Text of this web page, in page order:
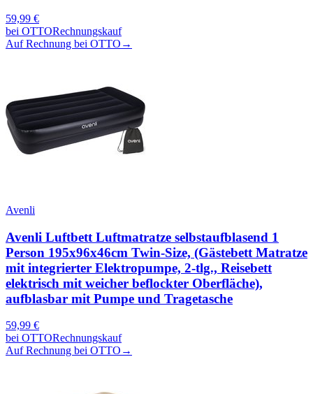
59,99 €
bei OTTORechnungskauf
Auf Rechnung bei OTTO →
Avenli
Avenli Luftbett Luftmatratze selbstaufblasend 1
Person 195x96x46cm Twin-Size, (Gästebett Matratze
mit integrierter Elektropumpe, 2-tlg., Reisebett
elektrisch mit weicher beflockter Oberfläche),
aufblasbar mit Pumpe und Tragetasche
59,99 €
bei OTTORechnungskauf
Auf Rechnung bei OTTO →